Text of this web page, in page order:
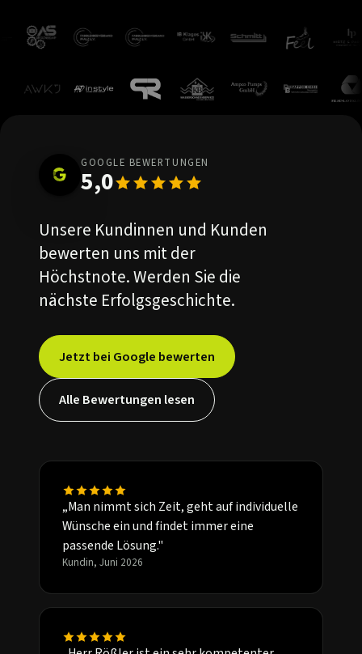
GOOGLE BEWERTUNGEN
5,0
Unsere Kundinnen und Kunden
bewerten uns mit der
Höchstnote. Werden Sie die
nächste Erfolgsgeschichte.
Jetzt bei Google bewerten
Alle Bewertungen lesen
„Man nimmt sich Zeit, geht auf individuelle
Wünsche ein und findet immer eine
passende Lösung."
Kundin, Juni 2026